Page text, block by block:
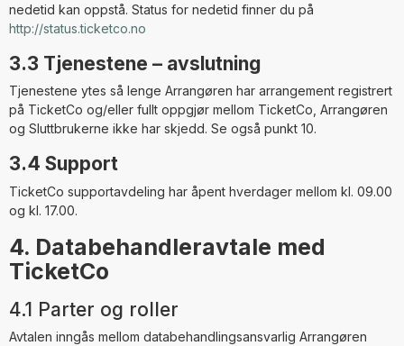
nedetid kan oppstå. Status for nedetid finner du på
http://status.ticketco.no
3.3 Tjenestene – avslutning
Tjenestene ytes så lenge Arrangøren har arrangement registrert
på TicketCo og/eller fullt oppgjør mellom TicketCo, Arrangøren
og Sluttbrukerne ikke har skjedd. Se også punkt 10.
3.4 Support
TicketCo supportavdeling har åpent hverdager mellom kl. 09.00
og kl. 17.00.
4. Databehandleravtale med
TicketCo
4.1 Parter og roller
Avtalen inngås mellom databehandlingsansvarlig Arrangøren